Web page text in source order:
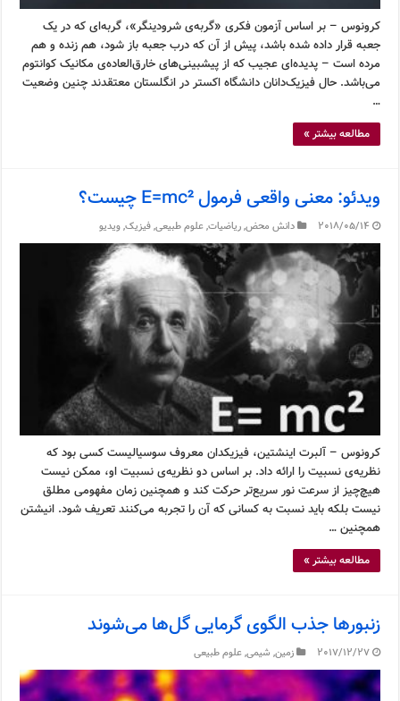
کرونوس – بر اساس آزمون فکری «گربه‌ی شرودینگر»، گربه‌ای که در یک
جعبه قرار داده شده باشد، پیش از آن که درب جعبه باز شود، هم زنده و هم
مرده است – پدیده‌ای عجیب که از پیشبینی‌های خارق‌العاده‌ی مکانیک کوانتوم
می‌باشد. حال فیزیک‌دانان دانشگاه اکستر در انگلستان معتقدند چنین وضعیت
…
مطالعه بیشتر »
ویدئو: معنی واقعی فرمول E=mc² چیست؟
2018/05/14 دانش محض,ریاضیات,علوم طبیعی,فیزیک,ویدیو
کرونوس – آلبرت اینشتین، فیزیکدان معروف سوسیالیست کسی بود که
نظریه‌ی نسبیت را ارائه داد. بر اساس دو نظریه‌ی نسبیت او، ممکن نیست
هیچ‌چیز از سرعت نور سریع‌تر حرکت کند و همچنین زمان مفهومی مطلق
نیست بلکه باید نسبت به کسانی که آن را تجربه می‌کنند تعریف شود. انیشتن
همچنین …
مطالعه بیشتر »
زنبورها جذب الگوی گرمایی گل‌ها می‌شوند
2017/12/27 زمین, شیمی,علوم طبیعی